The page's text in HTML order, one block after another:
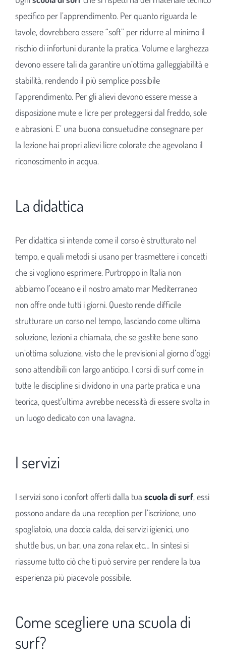
specifico per l’apprendimento. Per quanto riguarda le
tavole, dovrebbero essere “soft” per ridurre al minimo il
rischio di infortuni durante la pratica. Volume e larghezza
devono essere tali da garantire un’ottima galleggiabilità e
stabilità, rendendo il più semplice possibile
l’apprendimento. Per gli alievi devono essere messe a
disposizione mute e licre per proteggersi dal freddo, sole
e abrasioni. E’ una buona consuetudine consegnare per
la lezione hai propri alievi licre colorate che agevolano il
riconoscimento in acqua.
La didattica
Per didattica si intende come il corso è strutturato nel
tempo, e quali metodi si usano per trasmettere i concetti
che si vogliono esprimere. Purtroppo in Italia non
abbiamo l’oceano e il nostro amato mar Mediterraneo
non offre onde tutti i giorni. Questo rende difficile
strutturare un corso nel tempo, lasciando come ultima
soluzione, lezioni a chiamata, che se gestite bene sono
un’ottima soluzione, visto che le previsioni al giorno d’oggi
sono attendibili con largo anticipo. I corsi di surf come in
tutte le discipline si dividono in una parte pratica e una
teorica, quest’ultima avrebbe necessità di essere svolta in
un luogo dedicato con una lavagna.
I servizi
I servizi sono i confort offerti dalla tua scuola di surf, essi
possono andare da una reception per l’iscrizione, uno
spogliatoio, una doccia calda, dei servizi igienici, uno
shuttle bus, un bar, una zona relax etc… In sintesi si
riassume tutto ciò che ti può servire per rendere la tua
esperienza più piacevole possibile.
Come scegliere una scuola di
surf?